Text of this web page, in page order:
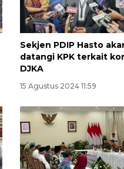
Sekjen PDIP Hasto
datangi KPK terkait
DJKA
15 Agustus 2024 11:59